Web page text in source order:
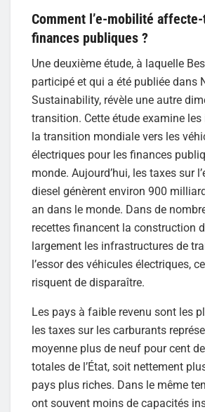
Comment l’e-mobilité
finances publiques ?
Une deuxième étude, à laquelle
participé et qui a été publiée dans
Sustainability, révèle une autre
transition. Cette étude examine
la transition mondiale vers les
électriques pour les finances
monde. Aujourd’hui, les taxes sur
diesel génèrent environ 900
an dans le monde. Dans de
recettes financent la construction
largement les infrastructures de
l’essor des véhicules électriques,
risquent de disparaître.
Les pays à faible revenu sont les
les taxes sur les carburants
moyenne plus de neuf pour cent
totales de l’État, soit nettement
pays plus riches. Dans le même
ont souvent moins de capacités